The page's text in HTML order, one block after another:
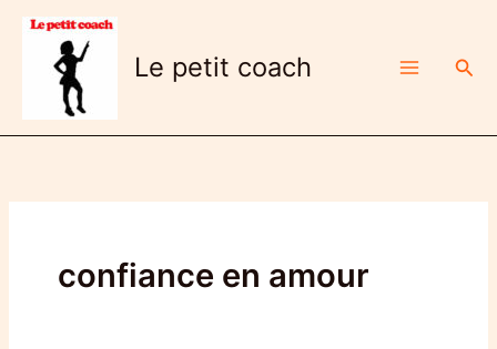
Aller
contenu
Le petit coach
confiance en amour